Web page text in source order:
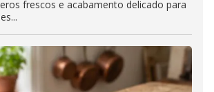
frescos e acabamento delicado para